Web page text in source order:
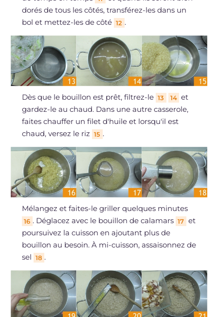
dorés de tous les côtés, transférez-les dans un
bol et mettez-les de côté 12 .
Dès que le bouillon est prêt, filtrez-le 13 14 et
gardez-le au chaud. Dans une autre casserole,
faites chauffer un filet d'huile et lorsqu'il est
chaud, versez le riz 15 .
Mélangez et faites-le griller quelques minutes
16 . Déglacez avec le bouillon de calamars 17 et
poursuivez la cuisson en ajoutant plus de
bouillon au besoin. À mi-cuisson, assaisonnez de
sel 18 .